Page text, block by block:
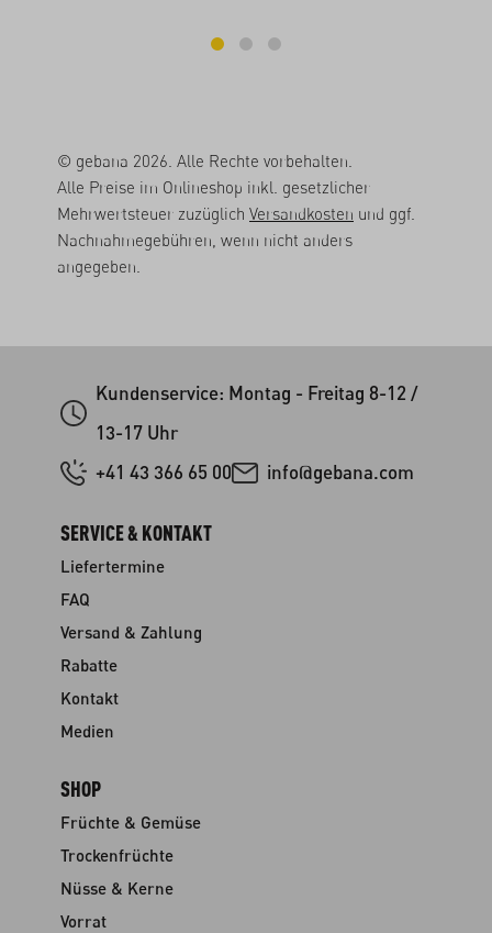
© gebana 2026. Alle Rechte vorbehalten.
Alle Preise im Onlineshop inkl. gesetzlicher
Mehrwertsteuer zuzüglich Versandkosten und ggf.
Nachnahmegebühren, wenn nicht anders
angegeben.
Kundenservice: Montag - Freitag 8-12 /
13-17 Uhr
+41 43 366 65 00
info@gebana.com
SERVICE & KONTAKT
Liefertermine
FAQ
Versand & Zahlung
Rabatte
Kontakt
Medien
SHOP
Früchte & Gemüse
Trockenfrüchte
Nüsse & Kerne
Vorrat